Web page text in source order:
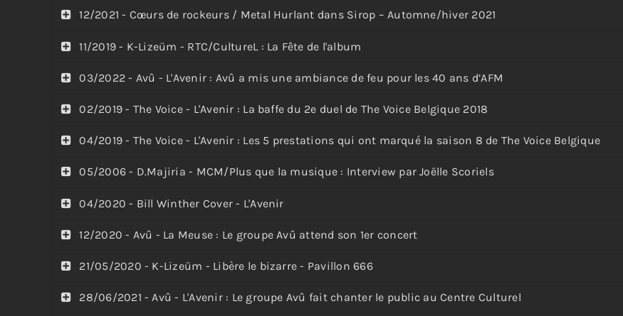
12/2021 - Cœurs de rockeurs / Metal Hurlant dans Sirop – Automne/hiver 2021
11/2019 - K-Lizeüm - RTC/CultureL : La Fête de l'album
03/2022 - Avû - L'Avenir : Avû a mis une ambiance de feu pour les 40 ans d’AFM
02/2019 - The Voice - L'Avenir : La baffe du 2e duel de The Voice Belgique 2018
04/2019 - The Voice - L'Avenir : Les 5 prestations qui ont marqué la saison 8 de The Voice Belgique
05/2006 - D.Majiria - MCM/Plus que la musique : Interview par Joëlle Scoriels
04/2020 - Bill Winther Cover - L'Avenir
12/2020 - Avû - La Meuse : Le groupe Avû attend son 1er concert
21/05/2020 - K-Lizeüm - Libère le bizarre - Pavillon 666
28/06/2021 - Avû - L'Avenir : Le groupe Avû fait chanter le public au Centre Culturel